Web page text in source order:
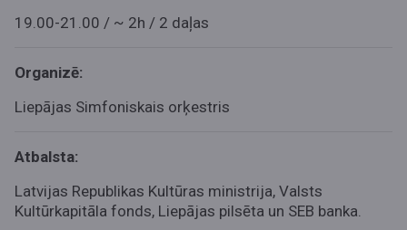
19.00-21.00 / ~ 2h / 2 daļas
Organizē:
Liepājas Simfoniskais orķestris
Atbalsta:
Latvijas Republikas Kultūras ministrija, Valsts
Kultūrkapitāla fonds, Liepājas pilsēta un SEB banka.